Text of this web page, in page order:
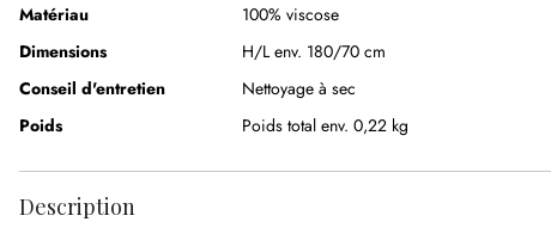
Matériau
100% viscose
Dimensions
H/L env. 180/70 cm
Conseil d'entretien
Nettoyage à sec
Poids
Poids total env. 0,22 kg
Description